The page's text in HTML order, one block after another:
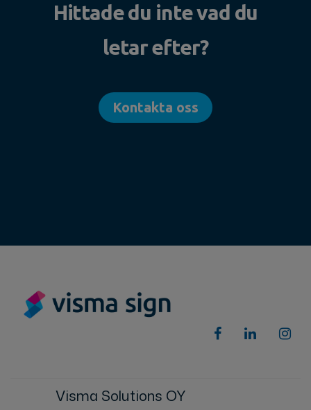
Hittade du inte vad du
letar efter?
Kontakta oss
Visma Solutions OY